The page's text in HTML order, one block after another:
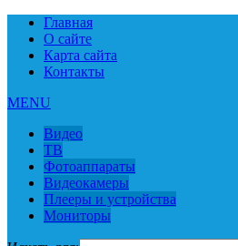
Главная
О сайте
Карта сайта
Контакты
MENU
Видео
ТВ
Фотоаппараты
Видеокамеры
Плееры и устройства
Мониторы